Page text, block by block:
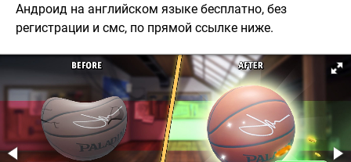
Андроид на английском языке бесплатно, без
регистрации и смс, по прямой ссылке ниже.